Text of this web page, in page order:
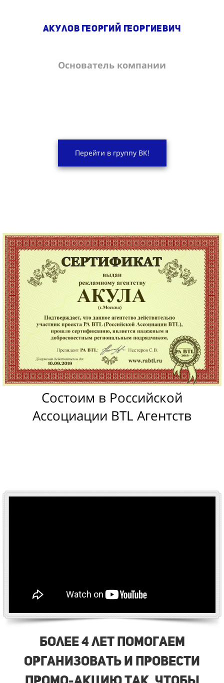
Акулов Георгий Георгиевич
Основатель компании
Перейти в группу ВК!
Состоим в Российской
Ассоциации BTL Агентств
Более 4 лет помогаем
организовать и провести